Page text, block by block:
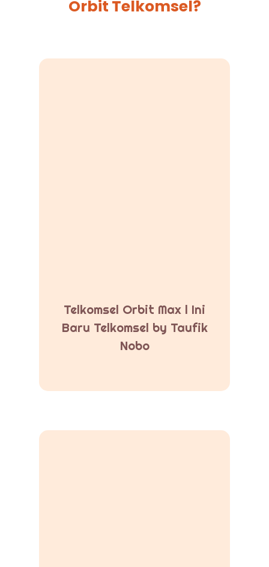
Orbit Telkomsel?
Telkomsel Orbit Max l Ini
Baru Telkomsel by Taufik
Nobo